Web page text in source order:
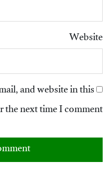
Website
and website in this
next time I comment.